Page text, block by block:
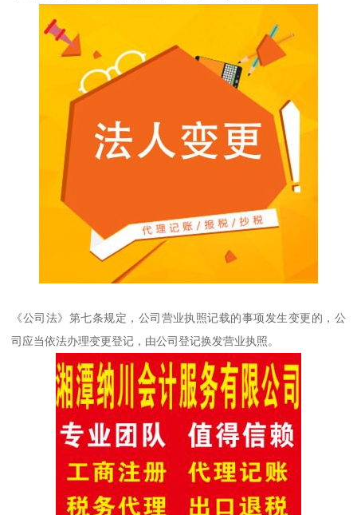
《公司法》第七条规定，公司营业执照记载的事项发生变更的，公
司应当依法办理变更登记，由公司登记换发营业执照。